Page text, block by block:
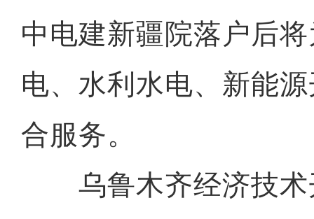
中电建新疆院落户后
电、水利水电、新能
合服务。
乌鲁木齐经济技术